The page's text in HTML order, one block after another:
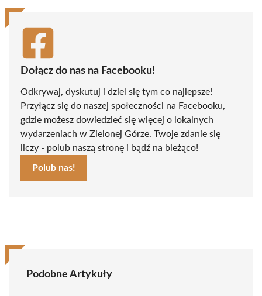
Dołącz do nas na Facebooku!
Odkrywaj, dyskutuj i dziel się tym co najlepsze!
Przyłącz się do naszej społeczności na Facebooku,
gdzie możesz dowiedzieć się więcej o lokalnych
wydarzeniach w Zielonej Górze. Twoje zdanie się
liczy - polub naszą stronę i bądź na bieżąco!
Polub nas!
Podobne Artykuły